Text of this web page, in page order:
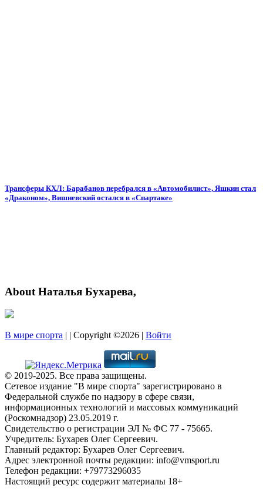
Трансферы КХЛ: Барабанов перебрался в «Автомобилист», Яшкин стал
«Драконом», Вишневский остался в «Спартаке»
About Наталья Бухарева,
В мире спорта | | Copyright ©2026 | Войти
© 2019-2025. Все права защищены.
Сетевое издание "В мире спорта" зарегистрировано в
Федеральной службе по надзору в сфере связи,
информационных технологий и массовых коммуникаций
(Роскомнадзор) 23.05.2019 г.
Свидетельство о регистрации ЭЛ № ФС 77 - 75665.
Учредитель: Бухарев Олег Сергеевич.
Главный редактор: Бухарев Олег Сергеевич.
Адрес электронной почты редакции: info@vmsport.ru
Телефон редакции: +79773296035
Настоящий ресурс содержит материалы 18+